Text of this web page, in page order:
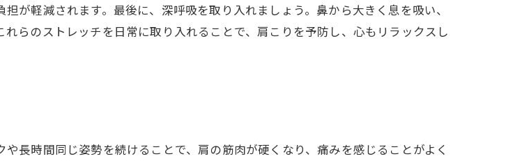
が軽減されます。最後に、深呼吸を取り入れましょう。鼻から大きく息を吸い、
らのストレッチを日常に取り入れることで、肩こりを予防し、心もリラックスし
長時間同じ姿勢を続けることで、肩の筋肉が硬くなり、痛みを感じることがよく